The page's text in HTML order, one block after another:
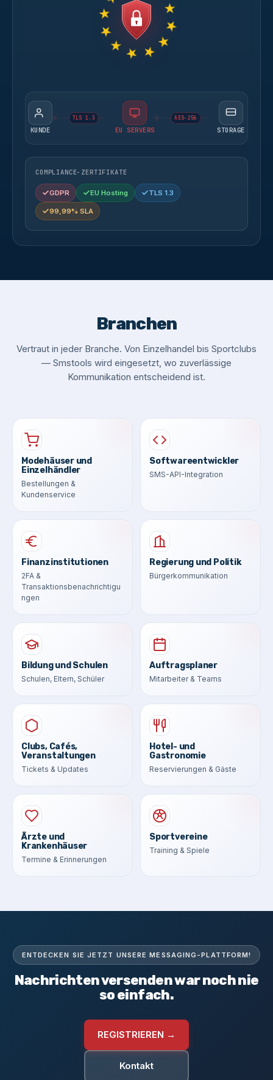
KUNDE
TLS 1.3
EU SERVERS
AES-256
STORAGE
COMPLIANCE-ZERTIFIKATE
GDPR EU Hosting TLS 1.3
99,99% SLA
Branchen
Vertraut in jeder Branche. Von Einzelhandel bis Sportclubs
— Smstools wird eingesetzt, wo zuverlässige
Kommunikation entscheidend ist.
Modehäuser und
Einzelhändler
Bestellungen &
Kundenservice
Softwareentwickler
SMS-API-Integration
Finanzinstitutionen
2FA &
Transaktionsbenachrichtigu
ngen
Regierung und Politik
Bürgerkommunikation
Bildung und Schulen
Schulen, Eltern, Schüler
Auftragsplaner
Mitarbeiter & Teams
Clubs, Cafés,
Veranstaltungen
Tickets & Updates
Hotel- und
Gastronomie
Reservierungen & Gäste
Ärzte und
Krankenhäuser
Termine & Erinnerungen
Sportvereine
Training & Spiele
ENTDECKEN SIE JETZT UNSERE MESSAGING-PLATTFORM!
Nachrichten versenden war noch nie
so einfach.
REGISTRIEREN →
Kontakt